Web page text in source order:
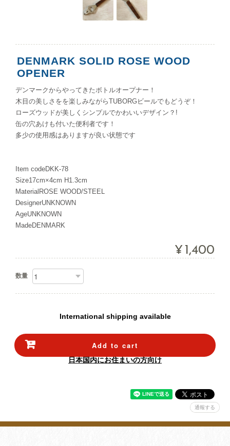
DENMARK SOLID ROSE WOOD
OPENER
デンマークからやってきたボトルオープナー！
木目の美しさをを楽しみながらTUBORGビールでもどうぞ！
ローズウッドが美しくシンプルでかわいいデザイン？!
缶の穴あけも付いた便利者です！
多少の使用感はありますが良い状態です
Item codeDKK-78
Size17cm×4cm H1.3cm
MaterialROSE WOOD/STEEL
DesignerUNKNOWN
AgeUNKNOWN
MadeDENMARK
¥1,400
数量
International shipping available
Add to cart
日本国内にお住まいの方向け
通報する